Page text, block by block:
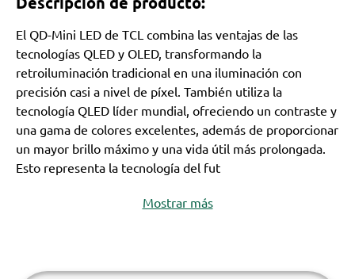
El QD-Mini LED de TCL combina las ventajas de las
tecnologías QLED y OLED, transformando la
retroiluminación tradicional en una iluminación con
precisión casi a nivel de píxel. También utiliza la
tecnología QLED líder mundial, ofreciendo un contraste y
una gama de colores excelentes, además de proporcionar
un mayor brillo máximo y una vida útil más prolongada.
Esto representa la tecnología del fut
Mostrar más